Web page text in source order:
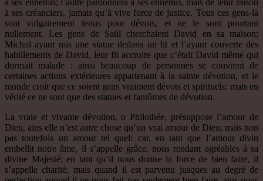
à ses créanciers, jamais qu’à vive force de justice. Tous ces gens-là
sont vulgairement tenus pour dévots, et ne le sont pourtant
nullement. Les gens de Saül cherchaient David en sa maison;
Michol ayant mis une statue dedans un lit et l’ayant couverte des
habillements de David, leur fit accroire que c’était David même qui
dormait malade : ainsi beaucoup de personnes se couvrent de
certaines actions extérieures appartenant à la sainte dévotion, et le
monde croit que ce soient gens vraiment dévots et spirituels; mais en
vérité ce ne sont que des statues et fantômes de dévotion.
La vraie et vivante dévotion, o Philothée, présuppose l’amour de
Dieu, ains elle n’est autre chose qu’un vrai amour de Dieu; mais non
pas toutefois un amour tel quel: car, en tant que l’amour divin
embellit notre âme, il s’appelle grâce, nous rendant agréables à sa
divine Majesté; en tant qu’il nous donne la force de bien faire, il
s’appelle charité; mais quand il est parvenu jusques au degré de